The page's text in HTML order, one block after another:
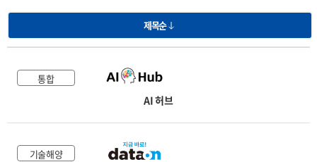
관광복지
의료건강
교통물류
환경안전
제목순
통합
AI 허브
기술해양